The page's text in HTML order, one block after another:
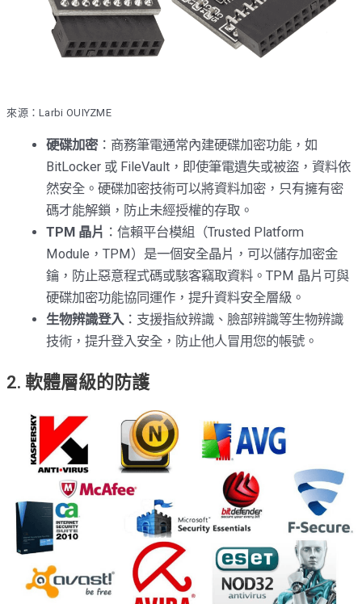
來源：Larbi OUIYZME
硬碟加密：商務筆電通常內建硬碟加密功能，如
BitLocker 或 FileVault，即使筆電遺失或被盜，資料依
然安全。硬碟加密技術可以將資料加密，只有擁有密
碼才能解鎖，防止未經授權的存取。
TPM 晶片 ：信賴平台模組（Trusted Platform
Module，TPM）是一個安全晶片，可以儲存加密金
鑰，防止惡意程式碼或駭客竊取資料。TPM 晶片可與
硬碟加密功能協同運作，提升資料安全層級。
生物辨識登入 ：支援指紋辨識、臉部辨識等生物辨識
技術，提升登入安全，防止他人冒用您的帳號。
2. 軟體層級的防護